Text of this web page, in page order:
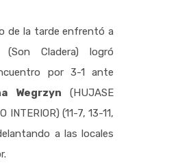
de la tarde enfrentó a
(Son Cladera) logró
por 3-1 ante
Wegrzyn (HUJASE
INTERIOR) (11-7, 13-11,
a las locales